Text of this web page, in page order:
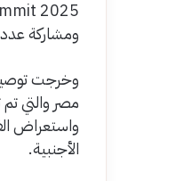
ومشاركة عدد
وخرجت
مصر والتي
واستعراض
الأجنبية.